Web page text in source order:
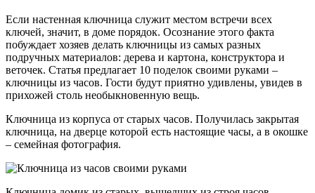
Если настенная ключница служит местом встречи всех
ключей, значит, в доме порядок. Осознание этого факта
побуждает хозяев делать ключницы из самых разных
подручных материалов: дерева и картона, конструктора и
веточек. Статья предлагает 10 поделок своими руками –
ключницы из часов. Гости будут приятно удивлены, увидев в
прихожей столь необыкновенную вещь.
Ключница из корпуса от старых часов. Получилась закрытая
ключница, на дверце которой есть настоящие часы, а в окошке
– семейная фотография.